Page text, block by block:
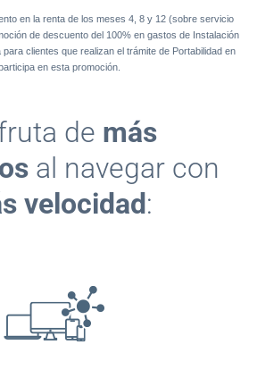
en la renta de los meses 4, 8 y 12 (sobre servicio
de descuento del 100% en gastos de Instalación
clientes que realizan el trámite de Portabilidad en
en esta promoción.
de más
al navegar con
velocidad :